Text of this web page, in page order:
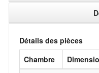
Détails des pièces
Chambre